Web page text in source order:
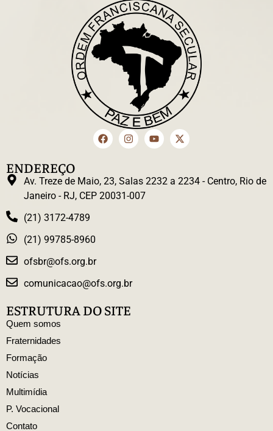
ENDEREÇO
Av. Treze de Maio, 23, Salas 2232 a 2234 - Centro, Rio de
Janeiro - RJ, CEP 20031-007
(21) 3172-4789
(21) 99785-8960
ofsbr@ofs.org.br
comunicacao@ofs.org.br
ESTRUTURA DO SITE
Quem somos
Fraternidades
Formação
Notícias
Multimídia
P. Vocacional
Contato